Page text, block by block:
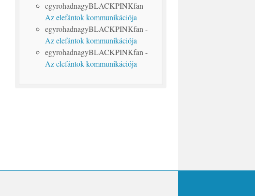
egyrohadnagyBLACKPINKfan-
Az elefántok kommunikációja
egyrohadnagyBLACKPINKfan-
Az elefántok kommunikációja
egyrohadnagyBLACKPINKfan-
Az elefántok kommunikációja